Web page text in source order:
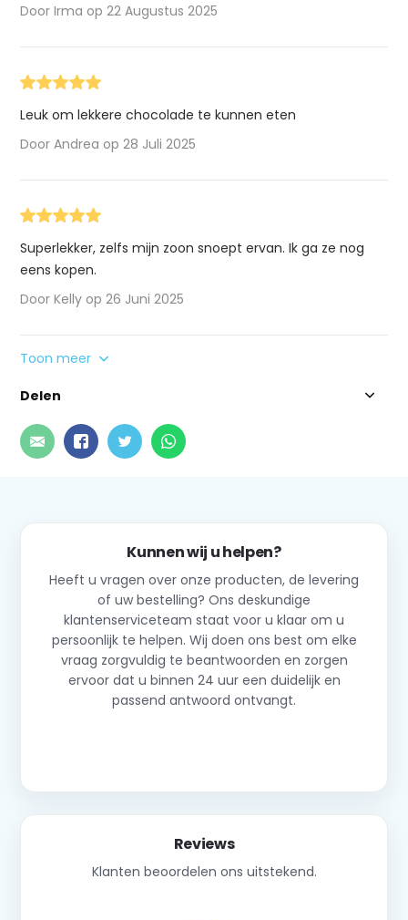
Door Irma op 22 Augustus 2025
Leuk om lekkere chocolade te kunnen eten
Door Andrea op 28 Juli 2025
Superlekker, zelfs mijn zoon snoept ervan. Ik ga ze nog
eens kopen.
Door Kelly op 26 Juni 2025
Toon meer
Delen
Kunnen wij u helpen?
Heeft u vragen over onze producten, de levering
of uw bestelling? Ons deskundige
klantenserviceteam staat voor u klaar om u
persoonlijk te helpen. Wij doen ons best om elke
vraag zorgvuldig te beantwoorden en zorgen
ervoor dat u binnen 24 uur een duidelijk en
passend antwoord ontvangt.
Reviews
Klanten beoordelen ons uitstekend.